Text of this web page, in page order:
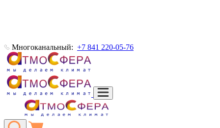
Многоканальный: +7 841 220-05-76